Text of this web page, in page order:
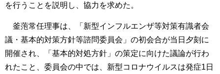
を行うことを説明し、協力を求めた。
釜萢常任理事は、「新型インフルエンザ等対策有識者会
議・基本的対策方針等諮問委員会」の初会合が当日夕刻に
開催され、「基本的対処方針」の策定に向けた議論が行わ
れたこと、委員会の中では、新型コロナウイルスは発症1日